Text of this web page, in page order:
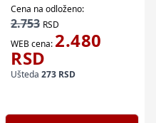
spoljašnju upotrebu,
Cena na odloženo:
2.753 RSD
WEB cena: 2.480
RSD
Ušteda 273 RSD